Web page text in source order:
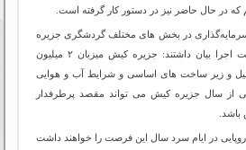
که در حال حاضر نیز در دستور کار گرفته است
در بخش های مختلف گردشگری جزیره
کیش با تبيين برنامه های در دست اجرا بیان داشتند: جزیره کیش میزبان ۲ میلیون
و زیر ساخت های اساسی و شرایط آب و هوایی
از سال جزیره کیش می تواند مقصد پرطرفدار
باشد
در ایام سرد سال این فرصت را خواهند داشت